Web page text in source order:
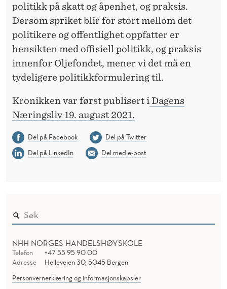
politikk på skatt og åpenhet, og praksis.
Dersom spriket blir for stort mellom det
politikere og offentlighet oppfatter er
hensikten med offisiell politikk, og praksis
innenfor Oljefondet, mener vi det må en
tydeligere politikkformulering til.
Kronikken var først publisert i Dagens
Næringsliv 19. august 2021.
Del på Facebook
Del på Twitter
Del på LinkedIn
Del med e-post
NHH NORGES HANDELSHØYSKOLE
Telefon
+47 55 95 90 00
Adresse
Helleveien 30, 5045 Bergen
Personvernerklæring og informasjonskapsler